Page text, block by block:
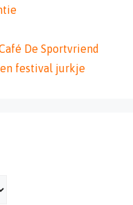
De Sportvriend
festival jurkje